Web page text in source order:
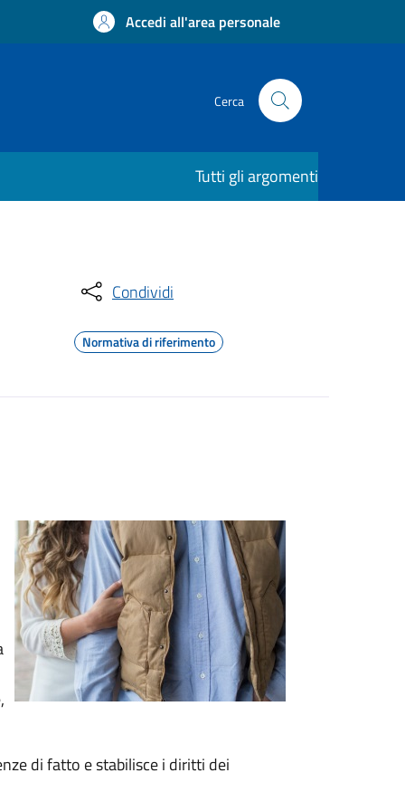
Accedi all'area personale
Cerca
Tutti gli argomenti
Condividi
Normativa di riferimento
di fatto e stabilisce i diritti dei